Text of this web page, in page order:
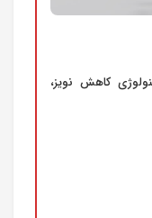
کاهش نویز،